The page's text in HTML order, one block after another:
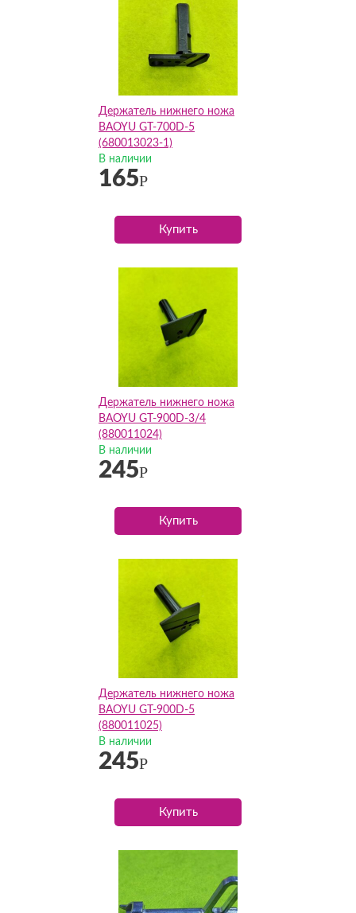
Держатель нижнего ножа
BAOYU GT-700D-5
(680013023-1)
В наличии
165Р
Купить
Держатель нижнего ножа
BAOYU GT-900D-3/4
(880011024)
В наличии
245Р
Купить
Держатель нижнего ножа
BAOYU GT-900D-5
(880011025)
В наличии
245Р
Купить